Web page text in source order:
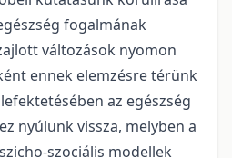
fogalmának
változások nyomon
ennek elemzésre térünk
az egészség
nyúlunk vissza, melyben a
szociális modellek